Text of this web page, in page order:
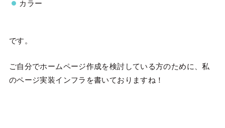
カラー
です。
ご自分でホームページ作成を検討している方のために、私
のページ実装インフラを書いておりますね！